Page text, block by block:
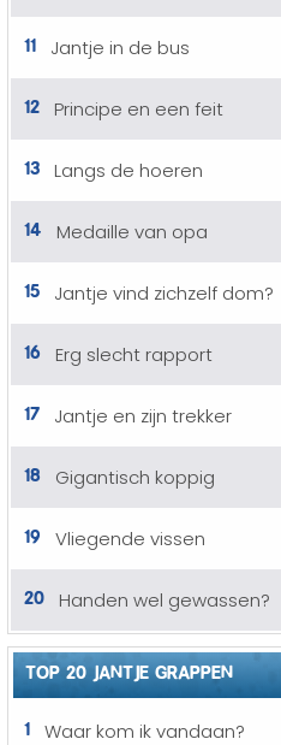
11 Jantje in de bus
12 Principe en een feit
13 Langs de hoeren
14 Medaille van opa
15 Jantje vind zichzelf dom?
16 Erg slecht rapport
17 Jantje en zijn trekker
18 Gigantisch koppig
19 Vliegende vissen
20 Handen wel gewassen?
TOP 20 JANTJE GRAPPEN
1 Waar kom ik vandaan?